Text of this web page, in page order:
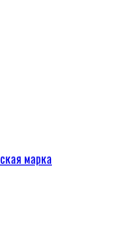
марка